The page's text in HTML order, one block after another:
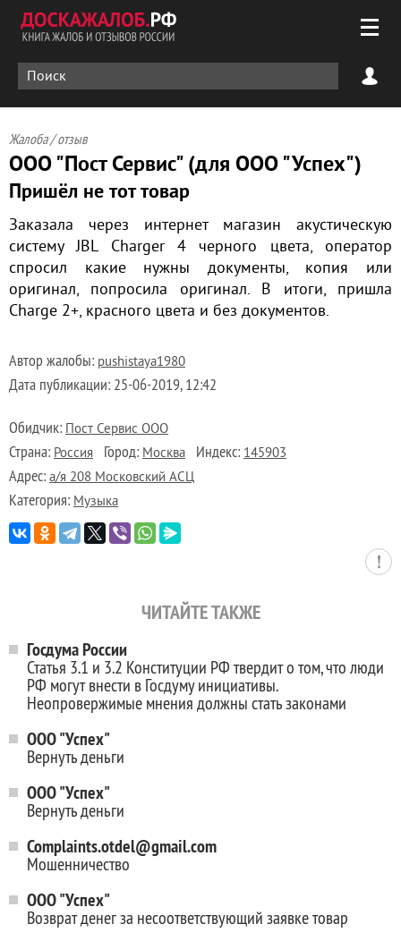
Жалоба / отзыв
ООО "Пост Сервис" (для ООО "Успех")
Пришёл не тот товар
Заказала через интернет магазин акустическую
систему JBL Charger 4 черного цвета, оператор
спросил какие нужны документы, копия или
оригинал, попросила оригинал. В итоги, пришла
Charge 2+, красного цвета и без документов.
Автор жалобы: pushistaya1980
Дата публикации: 25-06-2019, 12:42
Обидчик: Пост Сервис ООО
Страна: Россия Город: Москва Индекс: 145903
Адрес: а/я 208 Московский АСЦ
Категория: Музыка
ЧИТАЙТЕ ТАКЖЕ
Госдума России
Статья 3.1 и 3.2 Конституции РФ твердит о том, что люди
РФ могут внести в Госдуму инициативы.
Неопровержимые мнения должны стать законами
ООО "Успех"
Вернуть деньги
ООО "Успех"
Вернуть деньги
Complaints.otdel@gmail.com
Мошенничество
ООО "Успех"
Возврат денег за несоответствующий заявке товар